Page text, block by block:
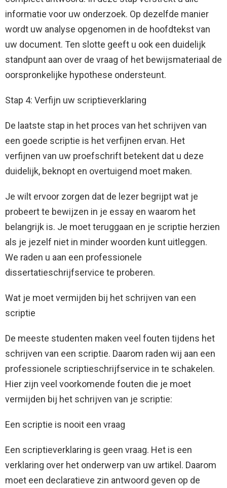
informatie voor uw onderzoek. Op dezelfde manier
wordt uw analyse opgenomen in de hoofdtekst van
uw document. Ten slotte geeft u ook een duidelijk
standpunt aan over de vraag of het bewijsmateriaal de
oorspronkelijke hypothese ondersteunt.
Stap 4: Verfijn uw scriptieverklaring
De laatste stap in het proces van het schrijven van
een goede scriptie is het verfijnen ervan. Het
verfijnen van uw proefschrift betekent dat u deze
duidelijk, beknopt en overtuigend moet maken.
Je wilt ervoor zorgen dat de lezer begrijpt wat je
probeert te bewijzen in je essay en waarom het
belangrijk is. Je moet teruggaan en je scriptie herzien
als je jezelf niet in minder woorden kunt uitleggen.
We raden u aan een professionele
dissertatieschrijfservice te proberen.
Wat je moet vermijden bij het schrijven van een
scriptie
De meeste studenten maken veel fouten tijdens het
schrijven van een scriptie. Daarom raden wij aan een
professionele scriptieschrijfservice in te schakelen.
Hier zijn veel voorkomende fouten die je moet
vermijden bij het schrijven van je scriptie:
Een scriptie is nooit een vraag
Een scriptieverklaring is geen vraag. Het is een
verklaring over het onderwerp van uw artikel. Daarom
moet een declaratieve zin antwoord geven op de